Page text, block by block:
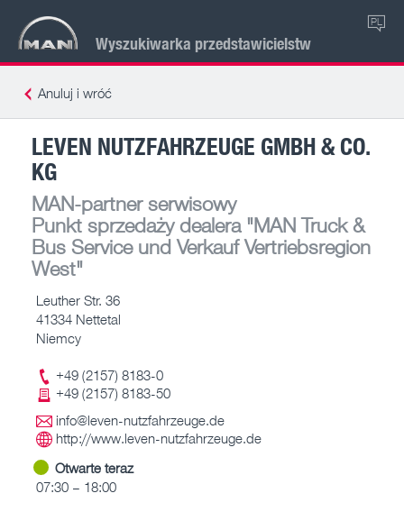
Wyszukiwarka przedstawicielstw
PL
Anuluj i wróć
LEVEN NUTZFAHRZEUGE GMBH & CO.
KG
MAN-partner serwisowy
Punkt sprzedaży dealera"MAN Truck &
Bus Service und Verkauf Vertriebsregion
West"
Leuther Str. 36
41334 Nettetal
Niemcy
+49 (2157) 8183-0
+49 (2157) 8183-50
info@leven-nutzfahrzeuge.de
http://www.leven-nutzfahrzeuge.de
Otwarte teraz
07:30 – 18:00